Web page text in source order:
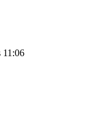
11:06